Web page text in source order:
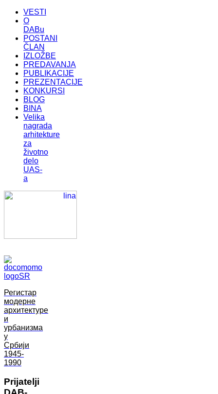
VESTI
O
DABu
POSTANI
ČLAN
IZLOŽBE
PREDAVANJA
PUBLIKACIJE
PREZENTACIJE
KONKURSI
BLOG
BINA
Velika
nagrada
arhitekture
za
životno
delo
UAS-
a
Регистар
модерне
архитектуре
и
урбанизма
у
Србији
1945-
1990
Prijatelji